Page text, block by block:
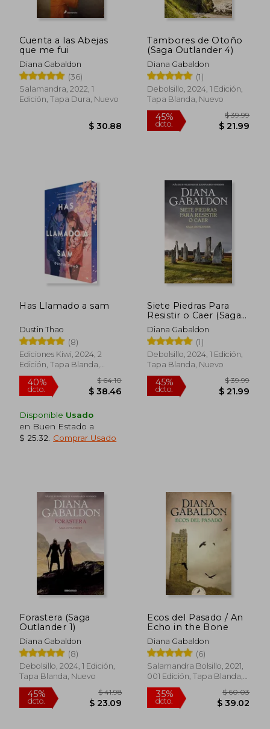
dcto.
45%
dcto.
Cuenta a las Abejas
que me fui
Diana Gabaldon
(36)
Salamandra, 2022, 1
Edición, Tapa Dura, Nuevo
$ 30.88
Tambores de Otoño
(Saga Outlander 4)
Diana Gabaldon
(1)
Debolsillo, 2024, 1 Edición,
Tapa Blanda, Nuevo
45%
dcto.
Has Llamado a sam
Dustin Thao
(8)
Ediciones Kiwi, 2024, 2
Edición, Tapa Blanda,
Nuevo
Disponible Usado
en Buen Estado a
$ 25.32
Comprar Usado
Siete Piedras Para
Resistir o Caer (Saga
Outlander)
Diana Gabaldon
(1)
Debolsillo, 2024, 1 Edición,
Tapa Blanda, Nuevo
Forastera (Saga
Outlander 1)
Diana Gabaldon
(8)
Debolsillo, 2024, 1 Edición,
Tapa Blanda, Nuevo
Ecos del Pasado / An
Echo in the Bone
Diana Gabaldon
(6)
Salamandra Bolsillo, 2021,
001 Edición, Tapa Blanda,
Nuevo